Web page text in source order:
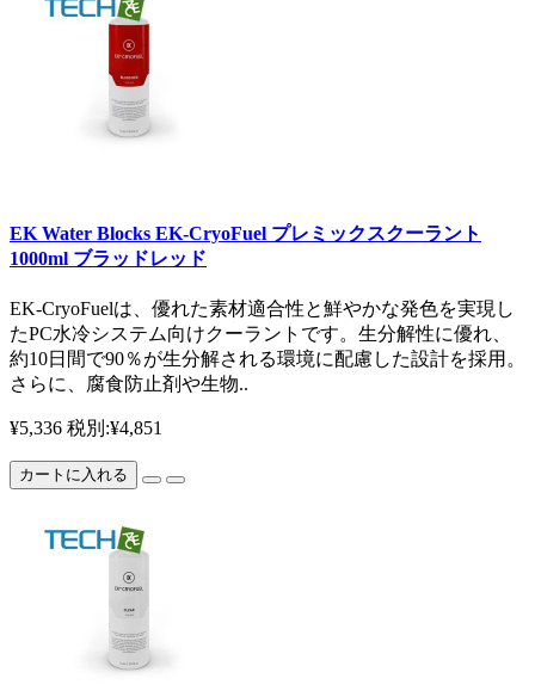
EK Water Blocks EK-CryoFuel プレミックスクーラント
1000ml ブラッドレッド
EK-CryoFuelは、優れた素材適合性と鮮やかな発色を実現し
たPC水冷システム向けクーラントです。生分解性に優れ、
約10日間で90％が生分解される環境に配慮した設計を採用。
さらに、腐食防止剤や生物..
¥5,336 税別:¥4,851
カートに入れる